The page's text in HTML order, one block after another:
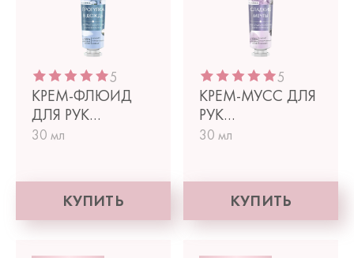
5
КРЕМ-ФЛЮИД
ДЛЯ РУК
ПАРФЮМИРОВАННЫЙ
30 мл
КУПИТЬ
5
КРЕМ-МУСС ДЛЯ
РУК
30 мл
КУПИТЬ